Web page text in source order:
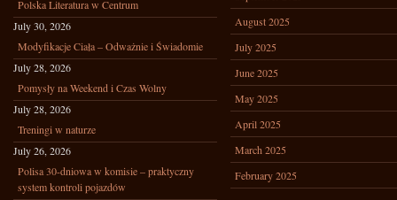
Polska Literatura w Centrum
July 30, 2026
Modyfikacje Ciała – Odważnie i Świadomie
July 28, 2026
Pomysły na Weekend i Czas Wolny
July 28, 2026
Treningi w naturze
July 26, 2026
Polisa 30-dniowa w komisie – praktyczny
system kontroli pojazdów
August 2025
July 2025
June 2025
May 2025
April 2025
March 2025
February 2025